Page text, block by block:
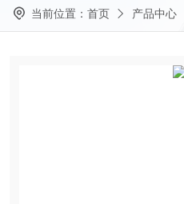
当前位置： 首页 产品中心